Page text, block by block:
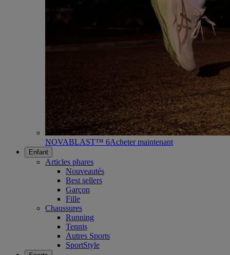
NOVABLAST™ 6Acheter maintenant
Enfant
Articles phares
Nouveautés
Best sellers
Garçon
Fille
Chaussures
Running
Tennis
Autres Sports
SportStyle